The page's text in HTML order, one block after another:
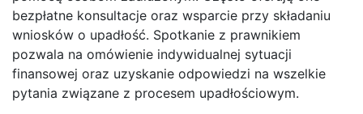
bezpłatne konsultacje oraz wsparcie przy składaniu
wniosków o upadłość. Spotkanie z prawnikiem
pozwala na omówienie indywidualnej sytuacji
finansowej oraz uzyskanie odpowiedzi na wszelkie
pytania związane z procesem upadłościowym.